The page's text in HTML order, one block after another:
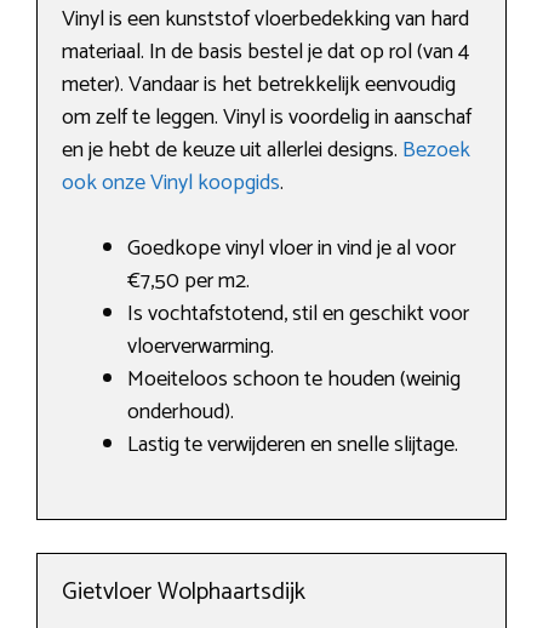
Vinyl is een kunststof vloerbedekking van hard
materiaal. In de basis bestel je dat op rol (van 4
meter). Vandaar is het betrekkelijk eenvoudig
om zelf te leggen. Vinyl is voordelig in aanschaf
en je hebt de keuze uit allerlei designs. Bezoek
ook onze Vinyl koopgids.
Goedkope vinyl vloer in vind je al voor
€7,50 per m2.
Is vochtafstotend, stil en geschikt voor
vloerverwarming.
Moeiteloos schoon te houden (weinig
onderhoud).
Lastig te verwijderen en snelle slijtage.
Gietvloer Wolphaartsdijk